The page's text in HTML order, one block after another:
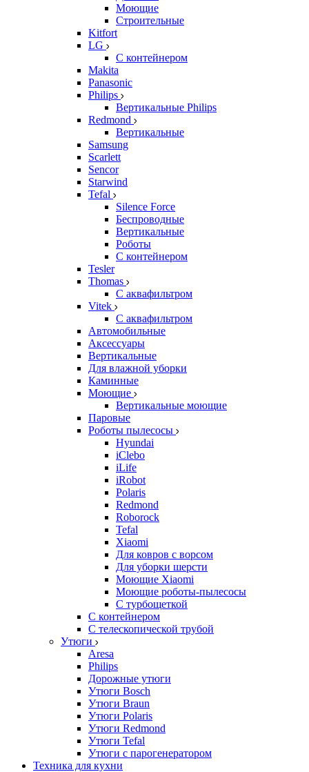
Моющие
Строительные
Kitfort
LG
С контейнером
Makita
Panasonic
Philips
Вертикальные Philips
Redmond
Вертикальные
Samsung
Scarlett
Sencor
Starwind
Tefal
Silence Force
Беспроводные
Вертикальные
Роботы
С контейнером
Tesler
Thomas
С аквафильтром
Vitek
С аквафильтром
Автомобильные
Аксессуары
Вертикальные
Для влажной уборки
Каминные
Моющие
Вертикальные моющие
Паровые
Роботы пылесосы
Hyundai
iClebo
iLife
iRobot
Polaris
Redmond
Roborock
Tefal
Xiaomi
Для ковров с ворсом
Для уборки шерсти
Моющие Xiaomi
Моющие роботы-пылесосы
С турбощеткой
С контейнером
С телескопической трубой
Утюги
Aresa
Philips
Дорожные утюги
Утюги Bosch
Утюги Braun
Утюги Polaris
Утюги Redmond
Утюги Tefal
Утюги с парогенератором
Техника для кухни